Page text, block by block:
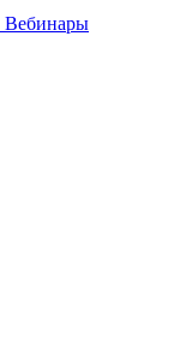
Вебинары